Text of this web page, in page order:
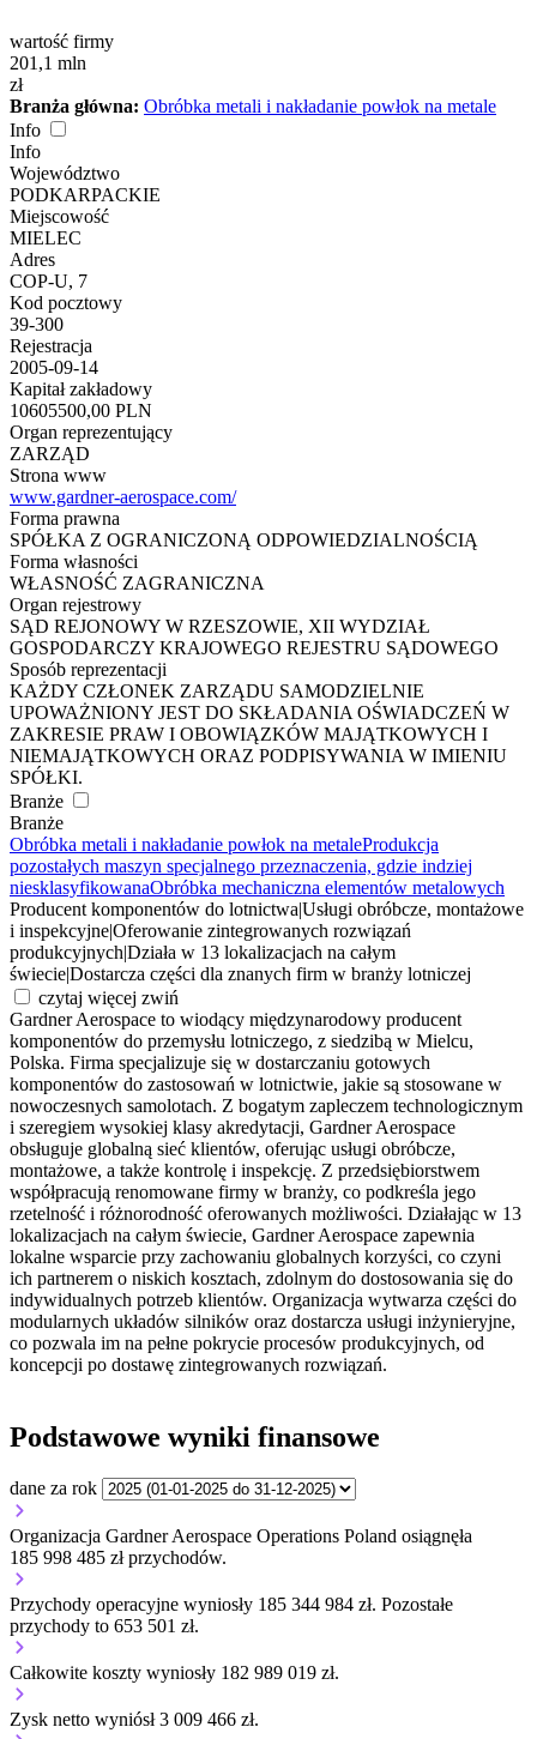
wartość firmy
201,1 mln
zł
Branża główna: Obróbka metali i nakładanie powłok na metale
Info
Info
Województwo
PODKARPACKIE
Miejscowość
MIELEC
Adres
COP-U, 7
Kod pocztowy
39-300
Rejestracja
2005-09-14
Kapitał zakładowy
10605500,00 PLN
Organ reprezentujący
ZARZĄD
Strona www
www.gardner-aerospace.com/
Forma prawna
SPÓŁKA Z OGRANICZONĄ ODPOWIEDZIALNOŚCIĄ
Forma własności
WŁASNOŚĆ ZAGRANICZNA
Organ rejestrowy
SĄD REJONOWY W RZESZOWIE, XII WYDZIAŁ
GOSPODARCZY KRAJOWEGO REJESTRU SĄDOWEGO
Sposób reprezentacji
KAŻDY CZŁONEK ZARZĄDU SAMODZIELNIE
UPOWAŻNIONY JEST DO SKŁADANIA OŚWIADCZEŃ W
ZAKRESIE PRAW I OBOWIĄZKÓW MAJĄTKOWYCH I
NIEMAJĄTKOWYCH ORAZ PODPISYWANIA W IMIENIU
SPÓŁKI.
Branże
Branże
Obróbka metali i nakładanie powłok na metaleProdukcja
pozostałych maszyn specjalnego przeznaczenia, gdzie indziej
niesklasyfikowanaObróbka mechaniczna elementów metalowych
Producent komponentów do lotnictwaUsługi obróbcze, montażowe
i inspekcyjneOferowanie zintegrowanych rozwiązań
produkcyjnychDziała w 13 lokalizacjach na całym
świecieDostarcza części dla znanych firm w branży lotniczej
czytaj więcej zwiń
Gardner Aerospace to wiodący międzynarodowy producent
komponentów do przemysłu lotniczego, z siedzibą w Mielcu,
Polska. Firma specjalizuje się w dostarczaniu gotowych
komponentów do zastosowań w lotnictwie, jakie są stosowane w
nowoczesnych samolotach. Z bogatym zapleczem technologicznym
i szeregiem wysokiej klasy akredytacji, Gardner Aerospace
obsługuje globalną sieć klientów, oferując usługi obróbcze,
montażowe, a także kontrolę i inspekcję. Z przedsiębiorstwem
współpracują renomowane firmy w branży, co podkreśla jego
rzetelność i różnorodność oferowanych możliwości. Działając w 13
lokalizacjach na całym świecie, Gardner Aerospace zapewnia
lokalne wsparcie przy zachowaniu globalnych korzyści, co czyni
ich partnerem o niskich kosztach, zdolnym do dostosowania się do
indywidualnych potrzeb klientów. Organizacja wytwarza części do
modularnych układów silników oraz dostarcza usługi inżynieryjne,
co pozwala im na pełne pokrycie procesów produkcyjnych, od
koncepcji po dostawę zintegrowanych rozwiązań.
Podstawowe wyniki finansowe
dane za rok
Organizacja Gardner Aerospace Operations Poland osiągnęła
185 998 485 zł przychodów.
Przychody operacyjne wyniosły 185 344 984 zł. Pozostałe
przychody to 653 501 zł.
Całkowite koszty wyniosły 182 989 019 zł.
Zysk netto wyniósł 3 009 466 zł.